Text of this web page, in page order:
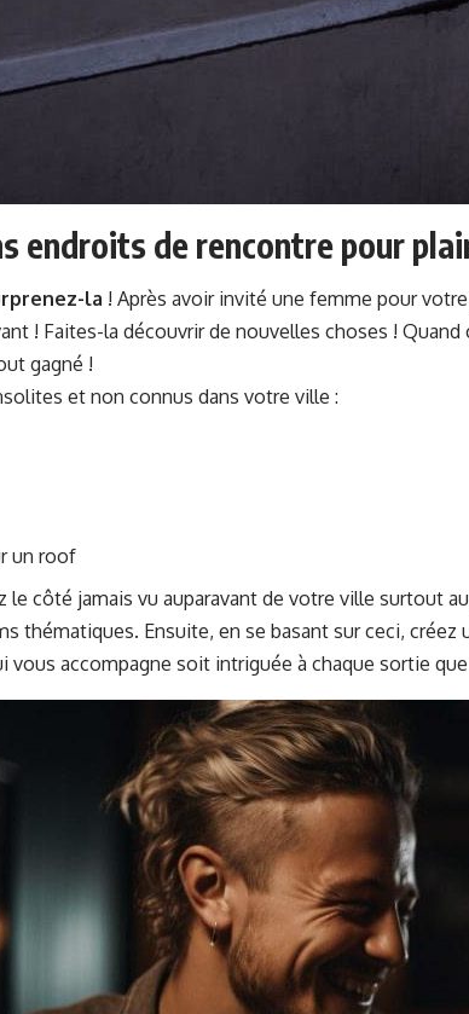
endroits de rencontre pour
la ! Après avoir invité une femme pour
! Faites-la découvrir de nouvelles choses !
gagné !
et non connus dans votre ville :
un roof
le côté jamais vu auparavant de votre ville surtout
thématiques. Ensuite, en se basant sur ceci,
vous accompagne soit intriguée à chaque sortie